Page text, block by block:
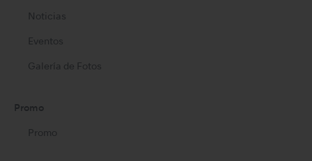
Noticias
Eventos
Galería de Fotos
Promo
Promo